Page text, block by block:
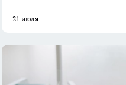
21 июля